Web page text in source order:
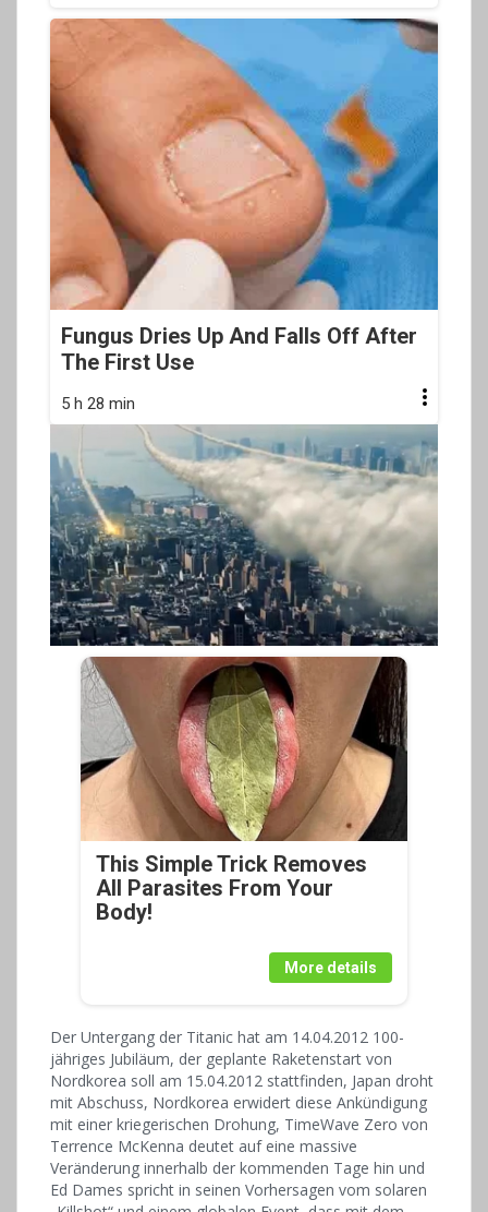
Fungus Dries Up And Falls Off After
The First Use
5 h 28 min
This Simple Trick Removes
All Parasites From Your
Body!
More details
Der Untergang der Titanic hat am 14.04.2012 100-
jähriges Jubiläum, der geplante Raketenstart von
Nordkorea soll am 15.04.2012 stattfinden, Japan droht
mit Abschuss, Nordkorea erwidert diese Ankündigung
mit einer kriegerischen Drohung, TimeWave Zero von
Terrence McKenna deutet auf eine massive
Veränderung innerhalb der kommenden Tage hin und
Ed Dames spricht in seinen Vorhersagen vom solaren